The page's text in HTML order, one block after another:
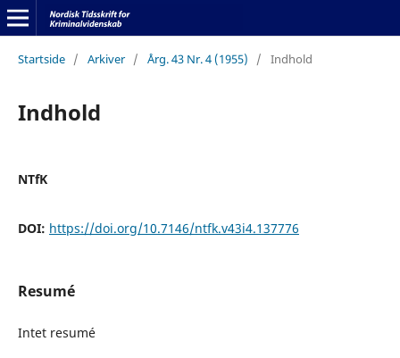
Startside / Arkiver / Årg. 43 Nr. 4 (1955) / Indhold
Indhold
NTfK
DOI: https://doi.org/10.7146/ntfk.v43i4.137776
Resumé
Intet resumé